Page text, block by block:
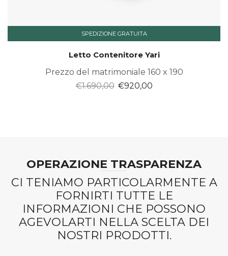
SPEDIZIONE GRATUITA
Letto Contenitore Yari
Prezzo del matrimoniale 160 x 190
€1.690,00 Il
€920,00Il
OPERAZIONE TRASPARENZA
CI TENIAMO PARTICOLARMENTE A
FORNIRTI TUTTE LE
INFORMAZIONI CHE POSSONO
AGEVOLARTI NELLA SCELTA DEI
NOSTRI PRODOTTI.